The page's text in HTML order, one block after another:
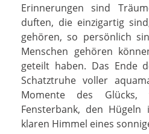
Erinnerungen sind
duften, die einzigartig
gehören, so persönlich
Menschen gehören
geteilt haben. Das Ende
Schatztruhe voller
Momente des
Fensterbank, den
klaren Himmel eines